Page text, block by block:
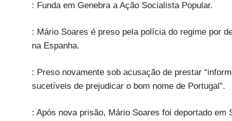
: Funda em Genebra a Ação Socialista Popular.
: Mário Soares é preso pela polícia do regime por
na Espanha.
: Preso novamente sob acusação de prestar
sucetíveis de prejudicar o bom nome de Portugal”.
: Após nova prisão, Mário Soares foi deportado